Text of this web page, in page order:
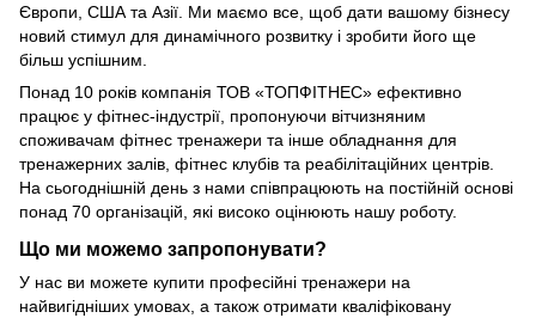
Європи, США та Азії. Ми маємо все, щоб дати вашому бізнесу
новий стимул для динамічного розвитку і зробити його ще
більш успішним.
Понад 10 років компанія ТОВ «ТОПФІТНЕС» ефективно
працює у фітнес-індустрії, пропонуючи вітчизняним
споживачам фітнес тренажери та інше обладнання для
тренажерних залів, фітнес клубів та реабілітаційних центрів.
На сьогоднішній день з нами співпрацюють на постійній основі
понад 70 організацій, які високо оцінюють нашу роботу.
Що ми можемо запропонувати?
У нас ви можете купити професійні тренажери на
найвигідніших умовах, а також отримати кваліфіковану